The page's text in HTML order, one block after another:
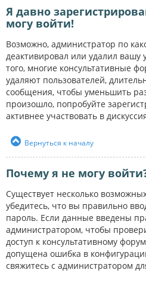
Я давно
могу войти!
Возможно, администратор по
деактивировал или удалил вашу
того, многие консультативные
удаляют пользователей,
сообщения, чтобы уменьшить
произошло, попробуйте
активнее участвовать в
Вернуться к началу
Почему я не могу
Существует несколько
убедитесь, что вы правильно
пароль. Если данные введены
администратором, чтобы
доступ к консультативному
допущена ошибка в
свяжитесь с администратором